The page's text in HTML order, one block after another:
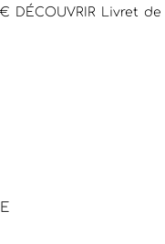
DÉCOUVRIR Livret